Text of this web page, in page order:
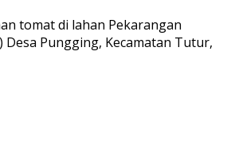
tomat di lahan Pekarangan
Desa Pungging, Kecamatan Tutur,